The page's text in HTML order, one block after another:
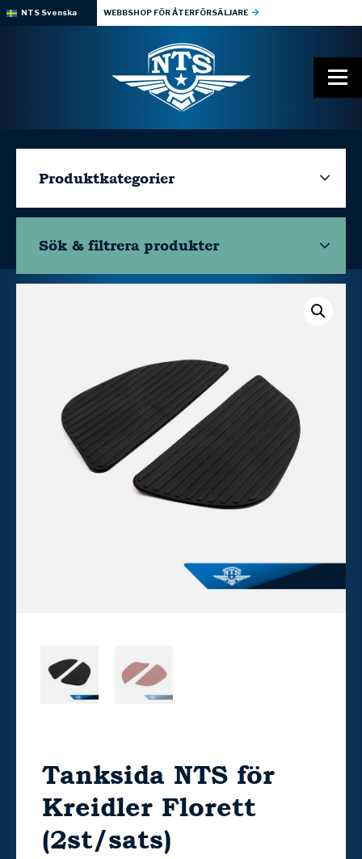
NTS Svenska WEBBSHOP FÖR ÅTERFÖRSÄLJARE
Produktkategorier
Sök & filtrera produkter
Tanksida NTS för
Kreidler Florett
(2st/sats)